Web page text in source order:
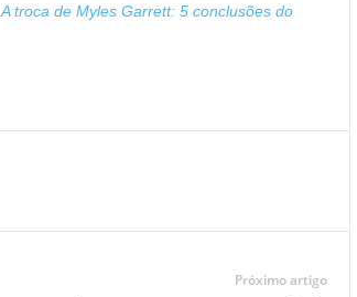
A troca de Myles Garrett: 5 conclusões do
Próximo artigo